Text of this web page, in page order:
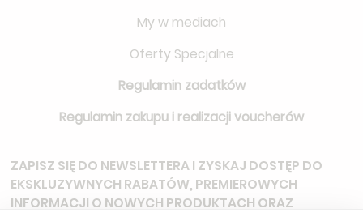
My w mediach
Oferty Specjalne
Regulamin zadatków
Regulamin zakupu i realizacji voucherów
ZAPISZ SIĘ DO NEWSLETTERAI ZYSKAJ DOSTĘP DO
EKSKLUZYWNYCH RABATÓW, PREMIEROWYCH
INFORMACJI O NOWYCH PRODUKTACH ORAZ